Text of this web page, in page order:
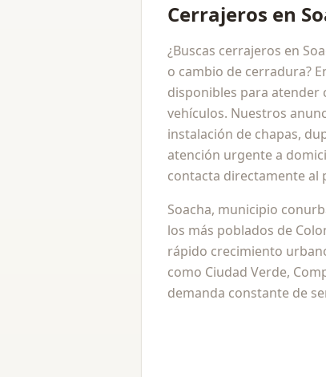
Cerrajeros en
¿Buscas cerrajeros en
o cambio de cerradura?
disponibles para atender
vehículos. Nuestros
instalación de chapas,
atención urgente a
contacta directamente al
Soacha, municipio
los más poblados de
rápido crecimiento
como Ciudad Verde,
demanda constante de